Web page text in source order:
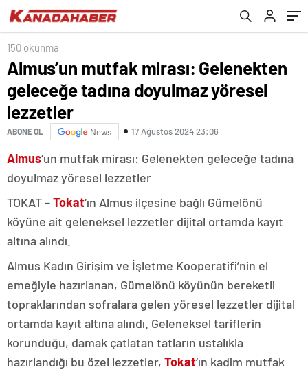
150 okunma
Almus’un mutfak mirası: Gelenekten
geleceğe tadına doyulmaz yöresel
lezzetler
ABONE OL News 17 Ağustos 2024 23:06
Almus‘un mutfak mirası: Gelenekten geleceğe tadına
doyulmaz yöresel lezzetler
TOKAT –Tokat‘ın Almus ilçesine bağlı Gümelönü
köyüne ait geleneksel lezzetler dijital ortamda kayıt
altına alındı.
Almus Kadın Girişim ve İşletme Kooperatifi’nin el
emeğiyle hazırlanan, Gümelönü köyünün bereketli
topraklarından sofralara gelen yöresel lezzetler dijital
ortamda kayıt altına alındı. Geleneksel tariflerin
korunduğu, damak çatlatan tatların ustalıkla
hazırlandığı bu özel lezzetler, Tokat‘ın kadim mutfak